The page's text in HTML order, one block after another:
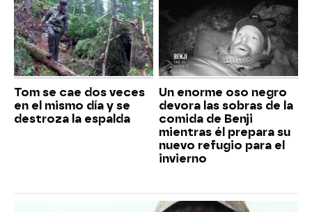
Tom se cae dos veces
en el mismo día y se
destroza la espalda
Un enorme oso negro
devora las sobras de la
comida de Benji
mientras él prepara su
nuevo refugio para el
invierno